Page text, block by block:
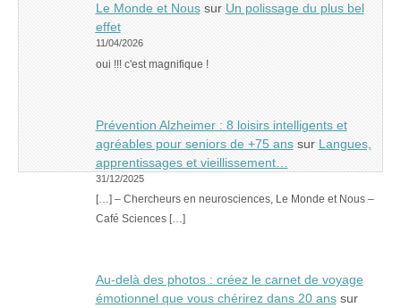
Le Monde et Noussur Un polissage du plus bel
effet
11/04/2026
oui !!! c'est magnifique !
Prévention Alzheimer : 8 loisirs intelligents et
agréables pour seniors de +75 anssur Langues,
apprentissages et vieillissement…
31/12/2025
[…] – Chercheurs en neurosciences, Le Monde et Nous –
Café Sciences […]
Au-delà des photos : créez le carnet de voyage
émotionnel que vous chérirez dans 20 anssur